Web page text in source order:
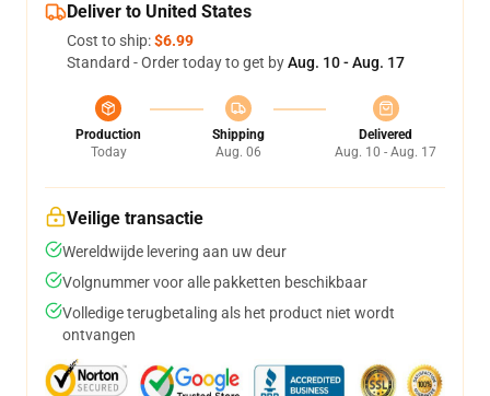
Deliver to United States
Cost to ship:$6.99
Standard - Order today to get byAug. 10 - Aug. 17
Production
Today
Shipping
Aug. 06
Delivered
Aug. 10 - Aug. 17
Veilige transactie
Wereldwijde levering aan uw deur
Volgnummer voor alle pakketten beschikbaar
Volledige terugbetaling als het product niet wordt
ontvangen